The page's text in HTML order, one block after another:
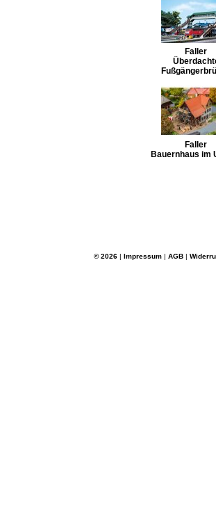
Faller
Faller
Bauernhaus im
© 2026 | Impressum | AGB |